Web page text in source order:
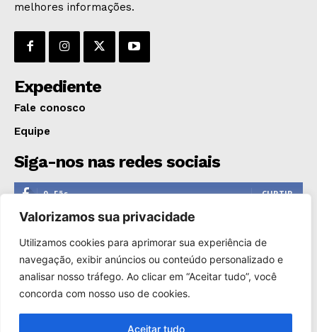
Valorizamos sua privacidade
Utilizamos cookies para aprimorar sua experiência de
navegação, exibir anúncios ou conteúdo personalizado e
analisar nosso tráfego. Ao clicar em “Aceitar tudo”, você
concorda com nosso uso de cookies.
Aceitar tudo
melhores informações.
Expediente
Fale conosco
Equipe
Siga-nos nas redes sociais
0 Fãs CURTIR
0 Seguidores
1,110 Seguidores SEGUIR
0 Inscritos INSCREVER